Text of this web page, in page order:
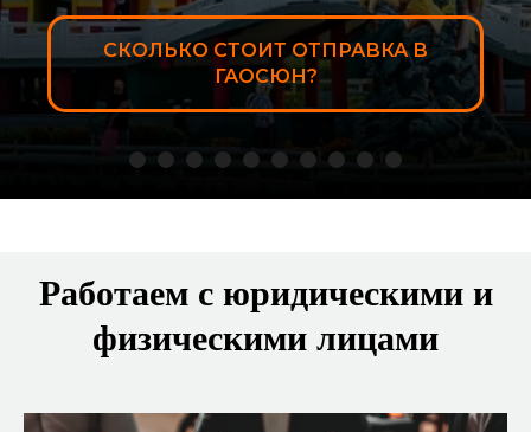
СКОЛЬКО СТОИТ ОТПРАВКА В
ГАОСЮН?
Работаем с юридическими и
физическими лицами